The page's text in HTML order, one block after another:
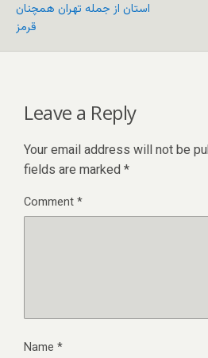
استان از جمله تهران همچنان
قرمز
Leave a Reply
Your email address will not be
fields are marked *
Comment*
Name *